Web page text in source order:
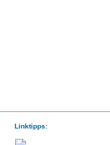
Linktipps: